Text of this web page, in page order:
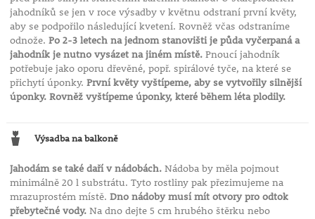
jahodníků se jen v roce výsadby v květnu odstraní první květy,
aby se podpořilo následující kvetení. Rovněž včas odstraníme
odnože. Po 2-3 letech na jednom stanovišti je půda vyčerpaná a
jahodník je nutno vysázet na jiném místě.Pnoucí jahodník
potřebuje jako oporu dřevěné, popř. spirálové tyče, na které se
přichytí úponky. První květy vyštípeme, aby se vytvořily silnější
úponky. Rovněž vyštípeme úponky, které během léta plodily.
Výsadba na balkoně
Jahodám se také daří v nádobách.Nádoba by měla pojmout
minimálně 20 l substrátu. Tyto rostliny pak přezimujeme na
mrazuprostém místě. Dno nádoby musí mít otvory pro odtok
přebytečné vody.Na dno dejte 5 cm hrubého štěrku nebo